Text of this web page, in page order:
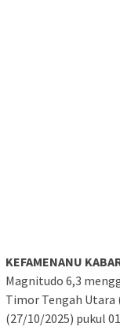
KEFAMENANU
Magnitudo 6,3
Timor Tengah Utara
(27/10/2025) pukul